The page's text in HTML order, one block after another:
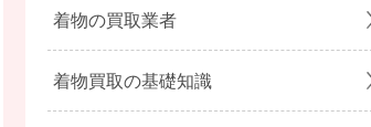
着物の買取業者
着物買取の基礎知識